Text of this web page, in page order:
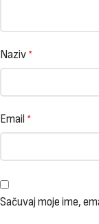
Naziv *
Email *
Sačuvaj moje ime,